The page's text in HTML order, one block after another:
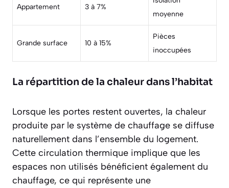
Appartement 3 à 7%
moyenne
Grande surface 10 à 15%
Pièces
inoccupées
La répartition de la chaleur dans l’habitat
Lorsque les portes restent ouvertes, la chaleur
produite par le système de chauffage se diffuse
naturellement dans l’ensemble du logement.
Cette circulation thermique implique que les
espaces non utilisés bénéficient également du
chauffage, ce qui représente une